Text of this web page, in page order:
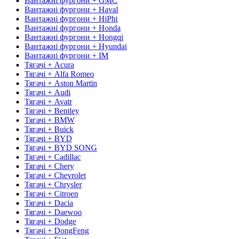
Вантажні фургони + Haval
Вантажні фургони + HiPhi
Вантажні фургони + Honda
Вантажні фургони + Hongqi
Вантажні фургони + Hyundai
Вантажні фургони + IM
Тягачі + Acura
Тягачі + Alfa Romeo
Тягачі + Aston Martin
Тягачі + Audi
Тягачі + Avatr
Тягачі + Bentley
Тягачі + BMW
Тягачі + Buick
Тягачі + BYD
Тягачі + BYD SONG
Тягачі + Cadillac
Тягачі + Chery
Тягачі + Chevrolet
Тягачі + Chrysler
Тягачі + Citroen
Тягачі + Dacia
Тягачі + Daewoo
Тягачі + Dodge
Тягачі + DongFeng